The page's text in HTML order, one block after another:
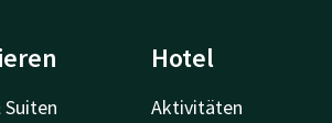
Hotel
Aktivitäten